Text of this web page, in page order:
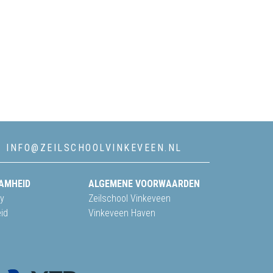
INFO@ZEILSCHOOLVINKEVEEN.NL
ALGEMENE VOORWAARDEN
Zeilschool Vinkeveen
Vinkeveen Haven